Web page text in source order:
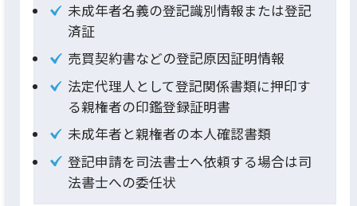
未成年者名義の登記識別情報または登記
済証
売買契約書などの登記原因証明情報
法定代理人として登記関係書類に押印す
る親権者の印鑑登録証明書
未成年者と親権者の本人確認書類
登記申請を司法書士へ依頼する場合は司
法書士への委任状